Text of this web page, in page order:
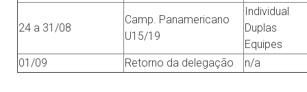
24 a 31/08
Camp. Panamericano
U15/19
Individual
Duplas
Equipes
01/09
Retorno da delegação n/a